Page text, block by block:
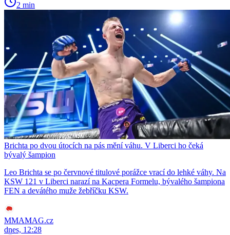
2 min
Brichta po dvou útocích na pás mění váhu. V Liberci ho čeká
bývalý šampion
Leo Brichta se po červnové titulové porážce vrací do lehké váhy. Na
KSW 121 v Liberci narazí na Kacpera Formelu, bývalého šampiona
FEN a devátého muže žebříčku KSW.
MMAMAG.cz
dnes, 12:28